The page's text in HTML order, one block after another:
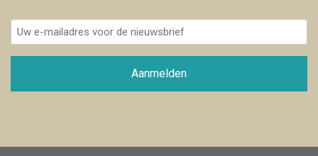
Uw
e-
mailadres
de
Aanmelden